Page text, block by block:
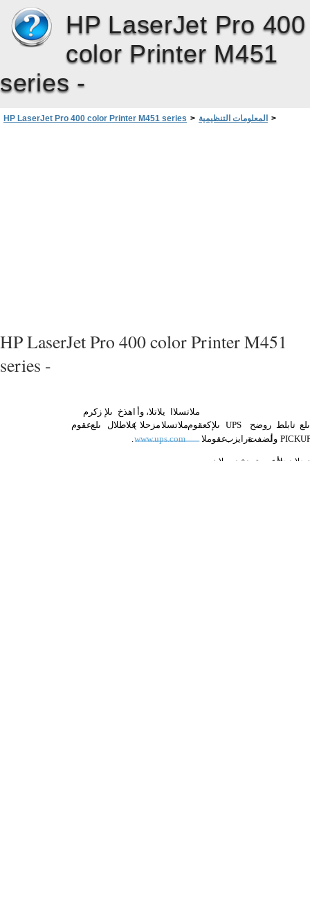
HP LaserJet Pro 400
color Printer M451
series -
HP LaserJet Pro 400 color Printer M451 series > المعلومات التنظيمية >
HP LaserJet Pro 400 color Printer M451
series -
ملاتسلاا ،يلاتلا وأ اھذخ ىلإ زكرم
ىلع تابلط روضح UPS ىلإكعقومملاتسلامزحلا (علاطلال ىلععقوم
وألضفتةرايزبعقوملا www.ups.com
.
دحلأةاعس ةمدخ ديربلايف